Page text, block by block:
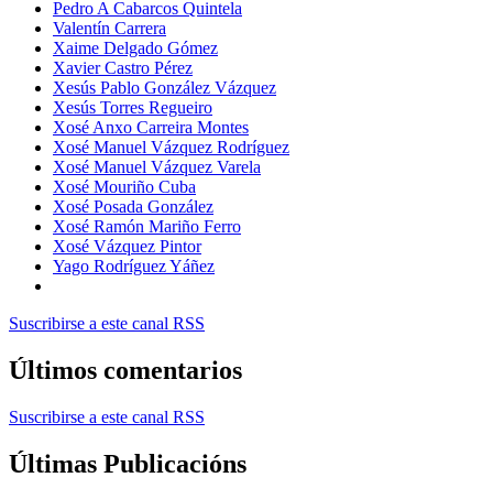
Pedro A Cabarcos Quintela
Valentín Carrera
Xaime Delgado Gómez
Xavier Castro Pérez
Xesús Pablo González Vázquez
Xesús Torres Regueiro
Xosé Anxo Carreira Montes
Xosé Manuel Vázquez Rodríguez
Xosé Manuel Vázquez Varela
Xosé Mouriño Cuba
Xosé Posada González
Xosé Ramón Mariño Ferro
Xosé Vázquez Pintor
Yago Rodríguez Yáñez
Suscribirse a este canal RSS
Últimos comentarios
Suscribirse a este canal RSS
Últimas Publicacións